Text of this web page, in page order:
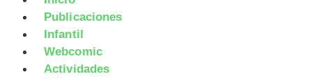
Publicaciones
Infantil
Webcomic
Actividades